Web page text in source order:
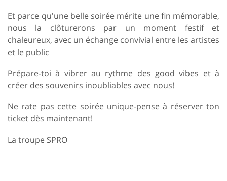
Et parce qu'une belle soirée mérite une fin mémorable,
nous la clôturerons par un moment festif et
chaleureux, avec un échange convivial entre les artistes
et le public
Prépare-toi à vibrer au rythme des good vibes et à
créer des souvenirs inoubliables avec nous!
Ne rate pas cette soirée unique-pense à réserver ton
ticket dès maintenant!
La troupe SPRO